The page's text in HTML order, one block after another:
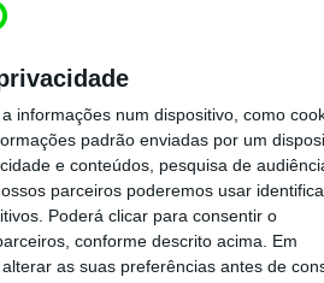
informações num dispositivo, como
padrão enviadas por um
e conteúdos, pesquisa de
parceiros poderemos usar
Poderá clicar para consentir o
conforme descrito acima. Em
as suas preferências antes de
deste